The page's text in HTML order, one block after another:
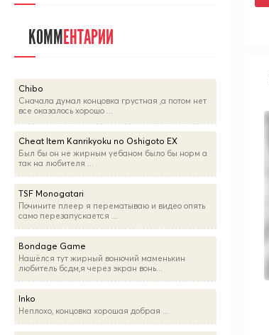
КОММЕНТАРИИ
Chibo
Сначала думал концовка грустная ,а потом нет
все оказалось хорошо ...
Cheat Item Kanrikyoku no Oshigoto EX
Был бы он не жирным уебаном было бы норм а
так на любителя ...
TSF Monogatari
Почините плеер я перематываю и видео опять
само перезапускается ...
Bondage Game
Нашёлся тут жирный вонючий маменькин
любитель бсдм,я через экран вонь...
Inko
Неплохо, концовка хорошая добрая ...